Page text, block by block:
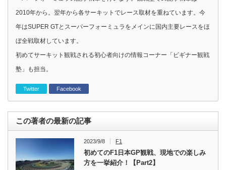
2010年から。翌年から各サーキットでレース取材を重ねています。今
年はSUPER GTとスーパーフォーミュラをメインに国内主要レースをほ
ぼ全戦取材しています。
初めてサーキット観戦される初心者向けの情報コーナー「ビギナー観戦
塾」も担当。
Twitter Facebook
この著者の最新の記事
2023/9/8 F1
初めてのF1日本GP観戦、現地での楽しみ
方を一挙紹介！【Part2】